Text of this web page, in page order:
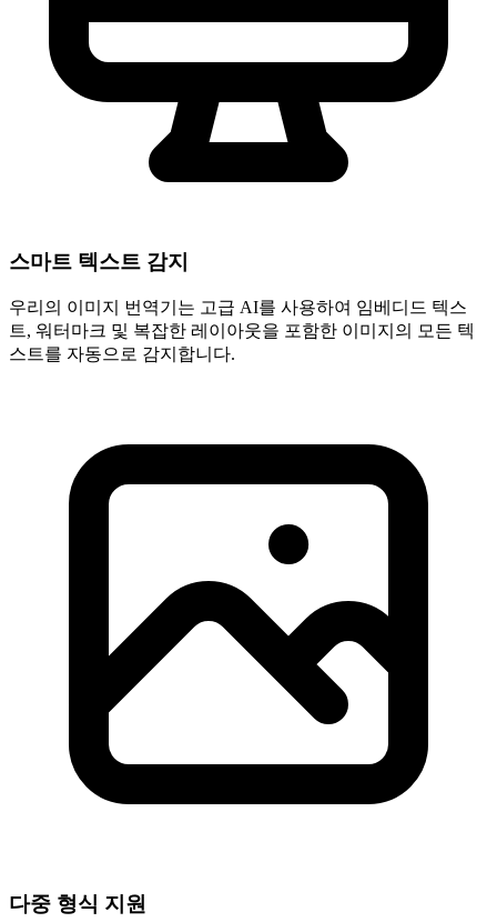
스마트 텍스트 감지
우리의 이미지 번역기는 고급 AI를 사용하여 임베디드 텍스
트, 워터마크 및 복잡한 레이아웃을 포함한 이미지의 모든 텍
스트를 자동으로 감지합니다.
다중 형식 지원